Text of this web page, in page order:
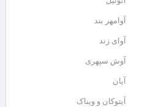
آوامهر بند
آوای زند
آوش سپهری
آیان
آیتوکان و ویناک